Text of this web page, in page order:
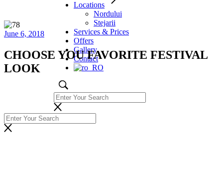
Locations
Nordului
Stejarii
Services & Prices
Offers
Gallery
Contact
June 6, 2018
CHOOSE YOU FAVORITE FESTIVAL
LOOK